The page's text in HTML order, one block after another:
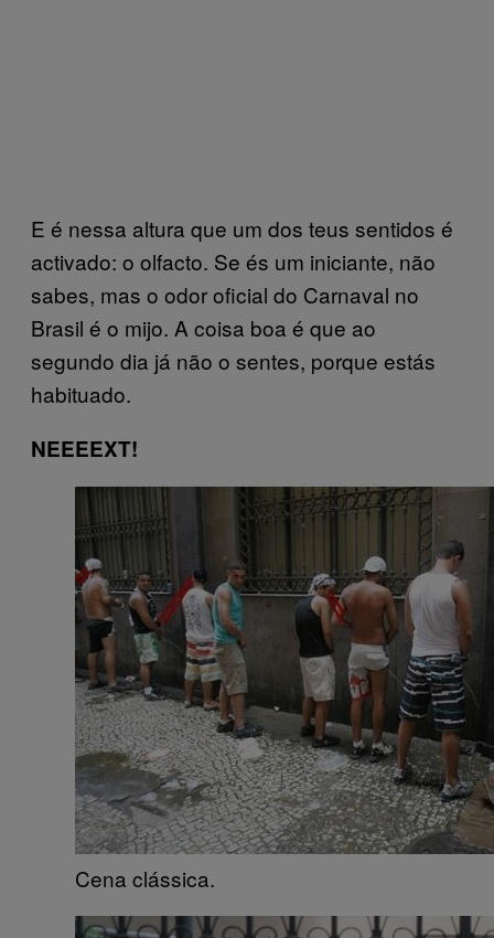
E é nessa altura que um dos teus sentidos é
activado: o olfacto. Se és um iniciante, não
sabes, mas o odor oficial do Carnaval no
Brasil é o mijo. A coisa boa é que ao
segundo dia já não o sentes, porque estás
habituado.
NEEEEXT!
Cena clássica.